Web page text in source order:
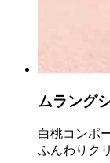
ムラング
白桃コンポ
ふんわりク